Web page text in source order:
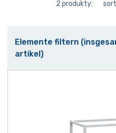
2 produkty:
Elemente filtern
artikel)